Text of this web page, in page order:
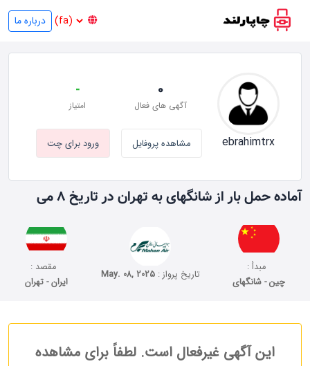
درباره ما
آماده حمل بار از شانگهای به تهران در تاریخ 8 می
مبدأ :
چین - شانگهای
تاریخ پرواز :May. 08, 2025
مقصد :
ایران - تهران
ebrahimtrx
0
آگهی های فعال
-
امتیاز
مشاهده پروفایل ورود برای چت
این آگهی غیرفعال است. لطفاً برای مشاهده